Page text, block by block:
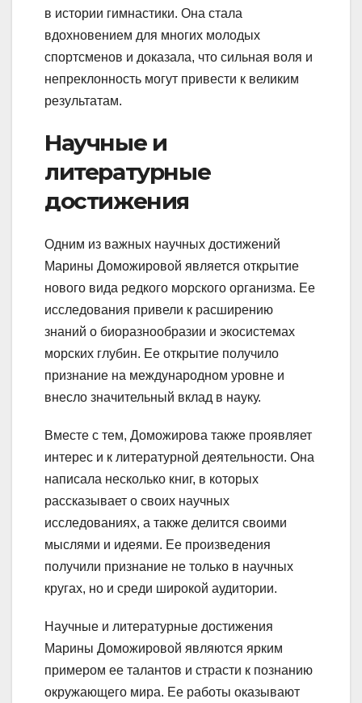
в истории гимнастики. Она стала
вдохновением для многих молодых
спортсменов и доказала, что сильная воля и
непреклонность могут привести к великим
результатам.
Научные и
литературные
достижения
Одним из важных научных достижений
Марины Доможировой является открытие
нового вида редкого морского организма. Ее
исследования привели к расширению
знаний о биоразнообразии и экосистемах
морских глубин. Ее открытие получило
признание на международном уровне и
внесло значительный вклад в науку.
Вместе с тем, Доможирова также проявляет
интерес и к литературной деятельности. Она
написала несколько книг, в которых
рассказывает о своих научных
исследованиях, а также делится своими
мыслями и идеями. Ее произведения
получили признание не только в научных
кругах, но и среди широкой аудитории.
Научные и литературные достижения
Марины Доможировой являются ярким
примером ее талантов и страсти к познанию
окружающего мира. Ее работы оказывают